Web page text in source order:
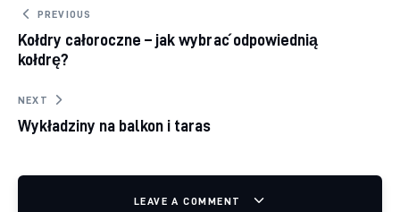
Nawigacja wpisu
PREVIOUS
Kołdry całoroczne – jak wybrać odpowiednią
kołdrę?
NEXT
Wykładziny na balkon i taras
LEAVE A COMMENT